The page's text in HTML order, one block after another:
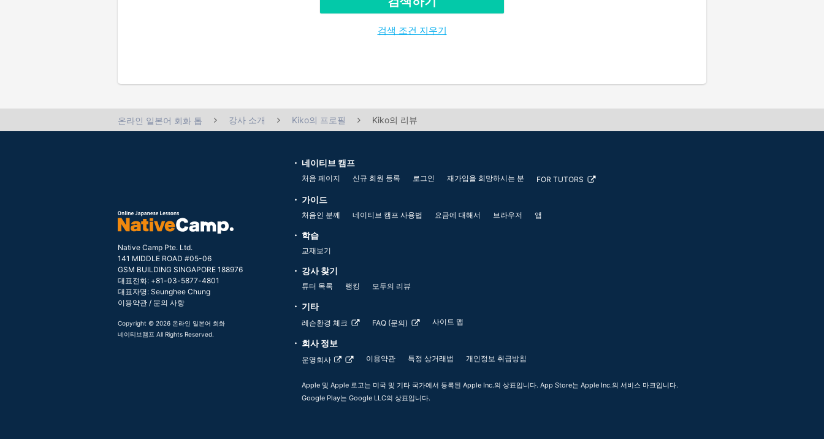
검색 조건 지우기
온라인 일본어 회화 톱 강사 소개 Kiko의 프로필 Kiko의 리뷰
Native Camp Pte. Ltd.
141 MIDDLE ROAD #05-06
GSM BUILDING SINGAPORE 188976
대표전화: +81-03-5877-4801
대표자명: Seunghee Chung
이용약관 / 문의 사항
Copyright © 2026 온라인 일본어 회화
네이티브캠프 All Rights Reserved.
네이티브 캠프
처음 페이지 신규 회원 등록 로그인 재가입을 희망하시는 분 FOR TUTORS
가이드
처음인 분께 네이티브 캠프 사용법 요금에 대해서 브라우저 앱
학습
교재보기
강사 찾기
튜터 목록 랭킹 모두의 리뷰
기타
레슨환경 체크 FAQ (문의) 사이트 맵
회사 정보
운영회사 이용약관 특정 상거래법 개인정보 취급방침
Apple 및 Apple 로고는 미국 및 기타 국가에서 등록된 Apple Inc.의 상표입니다. App Store는 Apple Inc.의 서비스 마크입니다.
Google Play는 Google LLC의 상표입니다.